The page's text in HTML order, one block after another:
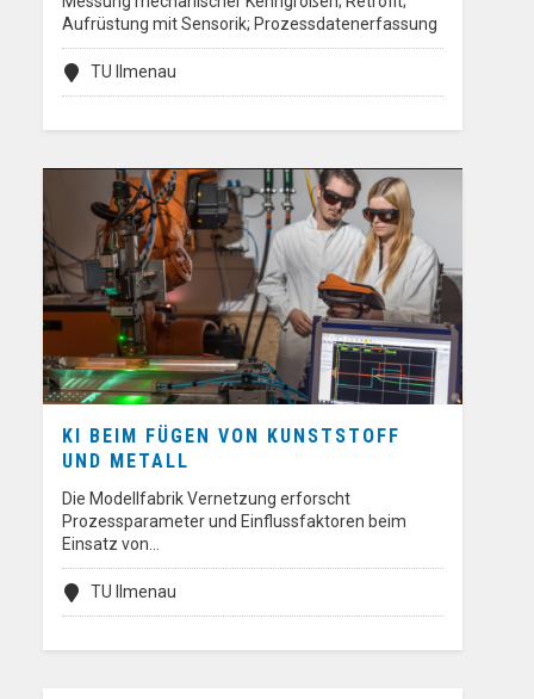
Aufrüstung mit Sensorik; Prozessdatenerfassung
TU Ilmenau
KI BEIM FÜGEN VON KUNSTSTOFF
UND METALL
Die Modellfabrik Vernetzung erforscht
Prozessparameter und Einflussfaktoren beim
Einsatz von…
TU Ilmenau